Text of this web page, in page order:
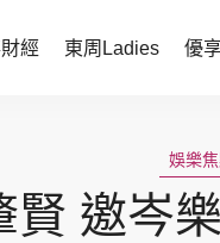
經 東周Ladies 優
娛樂
賢 邀岑